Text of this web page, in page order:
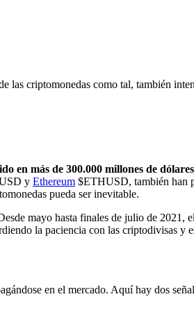
las criptomonedas como tal, también
en más de 300.000 millones de
y Ethereum $ETHUSD, también han
pueda ser inevitable.
mayo hasta finales de julio de 2021,
la paciencia con las criptodivisas y
en el mercado. Aquí hay dos